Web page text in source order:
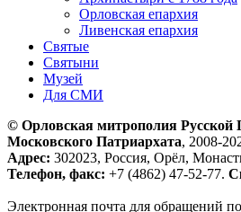
Орловская епархия
Ливенская епархия
Святые
Святыни
Музей
Для СМИ
© Орловская митрополия Русской
Московского Патриархата, 2008-
Адрес: 302023, Россия, Орёл,
Телефон, факс: +7 (4862) 47-52-77.
Электронная почта для обращений